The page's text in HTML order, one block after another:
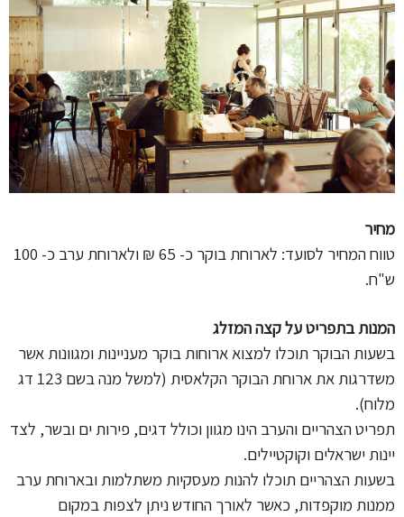
מחיר
טווח המחיר לסועד: לארוחת בוקר כ- 65 ₪ ולארוחת ערב כ- 100
ש"ח.
המנות בתפריט על קצה המזלג
בשעות הבוקר תוכלו למצוא ארוחות בוקר מעניינות ומגוונות אשר
משדרגות את ארוחת הבוקר הקלאסית (למשל מנה בשם 123 דג
מלוח).
תפריט הצהריים והערב הינו מגוון וכולל דגים, פירות ים ובשר, לצד
יינות ישראלים וקוקטיילים.
בשעות הצהריים תוכלו להנות מעסקיות משתלמות ובארוחת ערב
ממנות מוקפדות, כאשר לאורך החודש ניתן לצפות במקום